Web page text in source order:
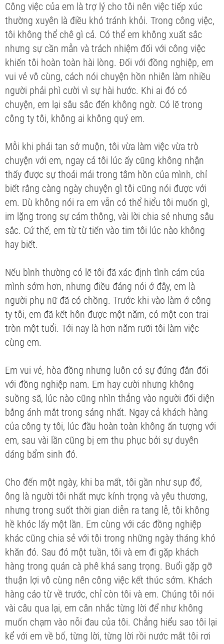
Công việc của em là trợ lý cho tôi nên việc tiếp xúc
thường xuyên là điều khó tránh khỏi. Trong công việc,
tôi không thể chê gì cả. Có thể em không xuất sắc
nhưng sự cần mẫn và trách nhiệm đối với công việc
khiến tôi hoàn toàn hài lòng. Đối với đồng nghiệp, em
vui vẻ vô cùng, cách nói chuyện hồn nhiên làm nhiều
người phải phì cười vì sự hài hước. Khi ai đó có
chuyện, em lại sâu sắc đến không ngờ. Có lẽ trong
công ty tôi, không ai không quý em.
Mỗi khi phải tan sở muộn, tôi vừa làm việc vừa trò
chuyện với em, ngay cả tôi lúc ấy cũng không nhận
thấy được sự thoải mái trong tâm hồn của mình, chỉ
biết rằng càng ngày chuyện gì tôi cũng nói được với
em. Dù không nói ra em vẫn có thể hiểu tôi muốn gì,
im lặng trong sự cảm thông, vài lời chia sẻ nhưng sâu
sắc. Cứ thế, em từ từ tiến vào tim tôi lúc nào không
hay biết.
Nếu bình thường có lẽ tôi đã xác định tình cảm của
mình sớm hơn, nhưng điều đáng nói ở đây, em là
người phụ nữ đã có chồng. Trước khi vào làm ở công
ty tôi, em đã kết hôn được một năm, có một con trai
tròn một tuổi. Tới nay là hơn năm rưỡi tôi làm việc
cùng em.
Em vui vẻ, hòa đồng nhưng luôn có sự đứng đắn đối
với đồng nghiệp nam. Em hay cười nhưng không
suồng sã, lúc nào cũng nhìn thẳng vào người đối diện
bằng ánh mắt trong sáng nhất. Ngay cả khách hàng
của công ty tôi, lúc đầu hoàn toàn không ấn tượng với
em, sau vài lần cũng bị em thu phục bởi sự duyên
dáng bẩm sinh đó.
Cho đến một ngày, khi ba mất, tôi gần như sụp đổ,
ông là người tôi nhất mực kính trọng và yêu thương,
nhưng trong suốt thời gian diễn ra tang lễ, tôi không
hề khóc lấy một lần. Em cùng với các đồng nghiệp
khác cũng chia sẻ với tôi trong những ngày tháng khó
khăn đó. Sau đó một tuần, tôi và em đi gặp khách
hàng trong quán cà phê khá sang trọng. Buổi gặp gỡ
thuận lợi vô cùng nên công việc kết thúc sớm. Khách
hàng cáo từ về trước, chỉ còn tôi và em. Chúng tôi nói
vài câu qua lại, em cân nhắc từng lời để như không
muốn chạm vào nỗi đau của tôi. Chẳng hiểu sao tôi lại
kể với em về bố, từng lời, từng lời rồi nước mắt tôi rơi